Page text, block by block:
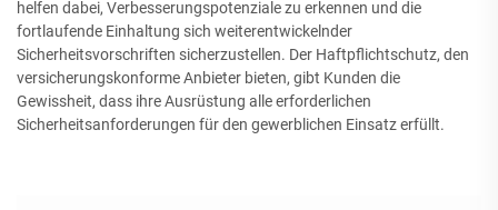
helfen dabei, Verbesserungspotenziale zu erkennen und die
fortlaufende Einhaltung sich weiterentwickelnder
Sicherheitsvorschriften sicherzustellen. Der Haftpflichtschutz, den
versicherungskonforme Anbieter bieten, gibt Kunden die
Gewissheit, dass ihre Ausrüstung alle erforderlichen
Sicherheitsanforderungen für den gewerblichen Einsatz erfüllt.